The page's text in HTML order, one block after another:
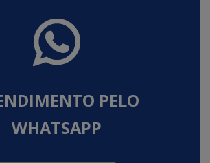
PELO
WHATSAPP